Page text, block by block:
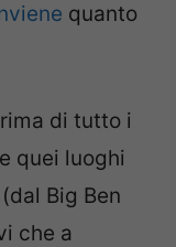
quanto
di tutto i
quei luoghi
Big Ben
che a